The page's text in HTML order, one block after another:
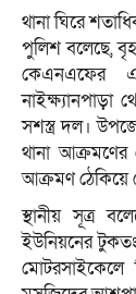
থানা ঘিরে
পুলিশ বলেছে,
কেএনএফের
নাইক্ষ্যানপাড়া
সশস্ত্র দল।
থানা আক্রমণের
আক্রমণ ঠেকিয়ে
স্থানীয় সূত্র
ইউনিয়নের
মোটরসাইকেলে